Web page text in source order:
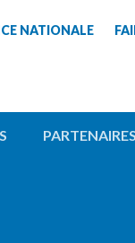
NATIONALE